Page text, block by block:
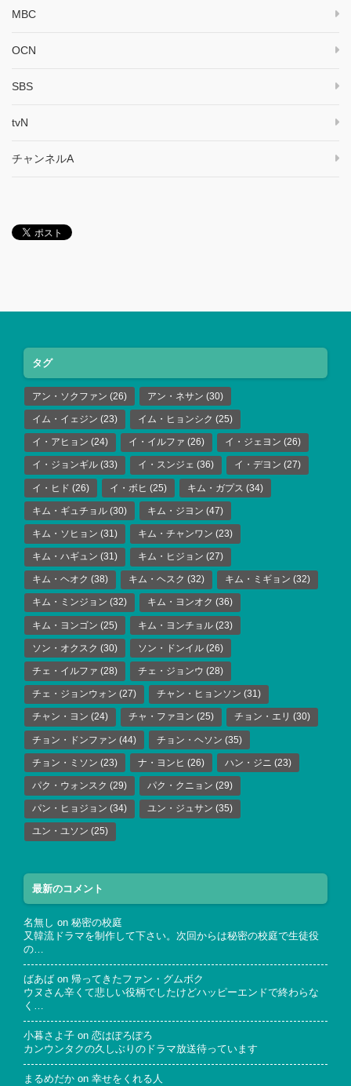
MBC
OCN
SBS
tvN
チャンネルA
タグ
アン・ソクファン (26) アン・ネサン (30)
イム・イェジン (23) イム・ヒョンシク (25)
イ・アヒョン (24) イ・イルファ (26) イ・ジェヨン (26)
イ・ジョンギル (33) イ・スンジェ (36) イ・デヨン (27)
イ・ヒド (26) イ・ボヒ (25) キム・ガプス (34)
キム・ギュチョル (30) キム・ジヨン (47)
キム・ソヒョン (31) キム・チャンワン (23)
キム・ハギュン (31) キム・ヒジョン (27)
キム・ヘオク (38) キム・ヘスク (32) キム・ミギョン (32)
キム・ミンジョン (32) キム・ヨンオク (36)
キム・ヨンゴン (25) キム・ヨンチョル (23)
ソン・オクスク (30) ソン・ドンイル (26)
チェ・イルファ (28) チェ・ジョンウ (28)
チェ・ジョンウォン (27) チャン・ヒョンソン (31)
チャン・ヨン (24) チャ・ファヨン (25) チョン・エリ (30)
チョン・ドンファン (44) チョン・ヘソン (35)
チョン・ミソン (23) ナ・ヨンヒ (26) ハン・ジニ (23)
パク・ウォンスク (29) パク・クニョン (29)
パン・ヒョジョン (34) ユン・ジュサン (35)
ユン・ユソン (25)
最新のコメント
名無し on 秘密の校庭
又韓流ドラマを制作して下さい。次回からは秘密の校庭で生徒役
の…
ばあば on 帰ってきたファン・グムボク
ウヌさん辛くて悲しい役柄でしたけどハッピーエンドで終わらな
く…
小暮さよ子 on 恋はぽろぽろ
カンウンタクの久しぶりのドラマ放送待っています
まるめだか on 幸せをくれる人